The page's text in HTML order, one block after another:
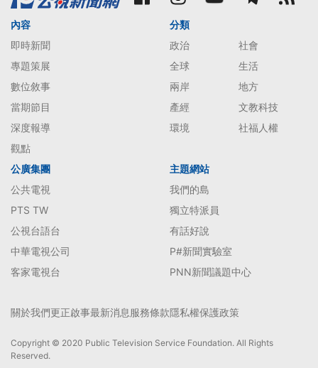
內容
即時新聞
專題策展
數位敘事
當期節目
深度報導
觀點
分類
政治
社會
全球
生活
兩岸
地方
產經
文教科技
環境
社福人權
公廣集團
公共電視
PTS TW
公視台語台
中華電視公司
客家電視台
主題網站
我們的島
獨立特派員
有話好說
P#新聞實驗室
PNN新聞議題中心
關於我們更正啟事最新消息服務條款隱私權保護政策
Copyright © 2020 Public Television Service Foundation. All Rights
Reserved.